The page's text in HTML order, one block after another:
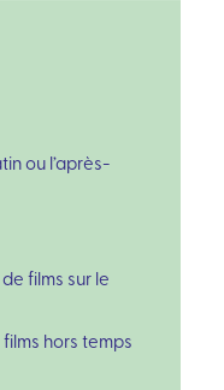
ou l’après-
films sur le
hors temps